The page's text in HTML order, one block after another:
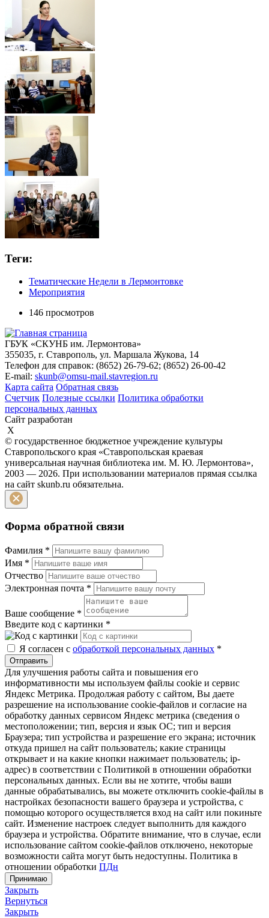
Теги:
Тематические Недели в Лермонтовке
Мероприятия
146 просмотров
ГБУК «СКУНБ им. Лермонтова»
355035, г. Ставрополь, ул. Маршала Жукова, 14
Телефон для справок: (8652) 26-79-62; (8652) 26-00-42
E-mail: skunb@omsu-mail.stavregion.ru
Карта сайта Обратная связь
Счетчик Полезные ссылки Политика обработки
персональных данных
Сайт разработан
X
© государственное бюджетное учреждение культуры
Ставропольского края «Ставропольская краевая
универсальная научная библиотека им. М. Ю. Лермонтова»,
2003 — 2026. При использовании материалов прямая ссылка
на сайт skunb.ru обязательна.
Форма обратной связи
Фамилия *
Имя *
Отчество
Электронная почта *
Ваше сообщение *
Введите код с картинки *
Я согласен с обработкой персональных данных *
Отправить
Для улучшения работы сайта и повышения его
информативности мы используем файлы cookie и сервис
Яндекс Метрика. Продолжая работу с сайтом, Вы даете
разрешение на использование cookie-файлов и согласие на
обработку данных сервисом Яндекс метрика (сведения о
местоположении; тип, версия и язык ОС; тип и версия
Браузера; тип устройства и разрешение его экрана; источник
откуда пришел на сайт пользователь; какие страницы
открывает и на какие кнопки нажимает пользователь; ip-
адрес) в соответствии с Политикой в отношении обработки
персональных данных. Если вы не хотите, чтобы ваши
данные обрабатывались, вы можете отключить cookie-файлы в
настройках безопасности вашего браузера и устройства, с
помощью которого осуществляется вход на сайт или покиньте
сайт. Изменение настроек следует выполнить для каждого
браузера и устройства. Обратите внимание, что в случае, если
использование сайтом cookie-файлов отключено, некоторые
возможности сайта могут быть недоступны. Политика в
отношении обработки ПДн
Принимаю
Закрыть
Вернуться
Закрыть